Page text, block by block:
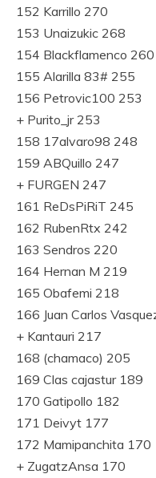
152 Karrillo 270
153 Unaizukic 268
154 Blackflamenco 260
155 Alarilla 83# 255
156 Petrovic100 253
+ Purito_jr 253
158 17alvaro98 248
159 ABQuillo 247
+ FURGEN 247
161 ReDsPiRiT 245
162 RubenRtx 242
163 Sendros 220
164 Hernan M 219
165 Obafemi 218
166 Juan Carlos
+ Kantauri 217
168 (chamaco) 205
169 Clas cajastur 189
170 Gatipollo 182
171 Deivyt 177
172 Mamipanchita 170
+ ZugatzAnsa 170